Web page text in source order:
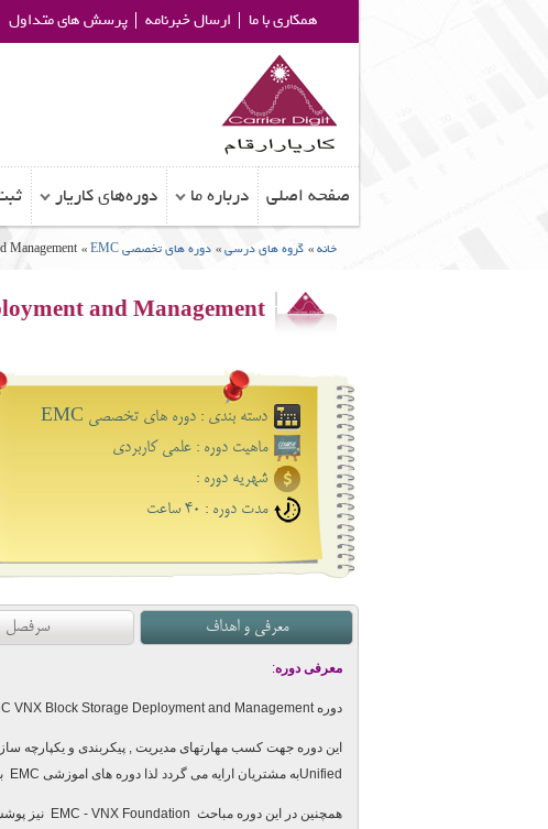
همکاری با ما ارسال خبرنامه پرسش های متداول
صفحه اصلی درباره ما دوره‌های کاریار
خانه» گروه های درسی» دوره های تخصصی EMC »
Management
and Management
دسته بندی : دوره های تخصصی EMC
ماهیت دوره : علمی کاﺭبرﺩی
شهریه دوره :
مدت دوره : 40 ساعت
معرفی و اهداف سرفصل
معرفی دوره:
دوره EMC VNX Block Storage Deployment and Management
این دوره جهت کسب مهارتهای مدیریت , پیکربندی و
Unifiedبه مشتریان ارایه می گردد لذا دوره های اموزشی EMC
همچنین در این دوره مباحث EMC - VNX Foundation نیز پوشش داده می شود.